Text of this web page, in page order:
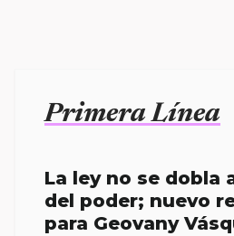
Primera Línea
La ley no se dobla
del poder; nuevo
para Geovany